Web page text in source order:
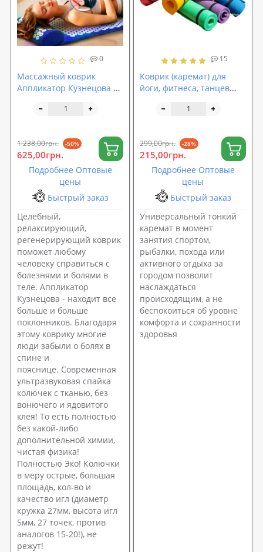
0
Массажный коврик
Аппликатор Кузнецова +
спины/шеи/ног/стоп/
1 238,00грн. -50%
625,00грн.
Подробнее Оптовые
цены
Быстрый заказ
Целебный,
релаксирующий,
регенерирующий коврик
поможет любому
человеку справиться с
болезнями и болями в
теле. Аппликатор
Кузнецова - находит все
больше и больше
поклонников. Благодаря
этому коврику многие
люди забыли о болях в
спине и
пояснице. Современная
ультразвуковая спайка
колючек с тканью, без
вонючего и ядовитого
клея! То есть полностью
без какой-либо
дополнительной химии,
чистая физика!
Полностью Эко! Колючки
в меру острые, большая
площадь, кол-во и
качество игл (диаметр
кружка 27мм, высота игл
5мм, 27 точек, против
аналогов 15-20!), не
режут!
15
Коврик (каремат) для
йоги, фитнеса, танцев
299,00грн. -28%
215,00грн.
Подробнее Оптовые
цены
Быстрый заказ
Универсальный тонкий
каремат в момент
занятия спортом,
рыбалки, похода или
активного отдыха за
городом позволит
наслаждаться
происходящим, а не
беспокоиться об уровне
комфорта и сохранности
здоровья